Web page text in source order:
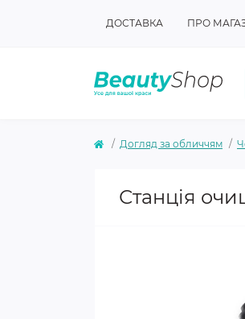
ДОСТАВКА ПРО
Догляд за обличчям
Станція